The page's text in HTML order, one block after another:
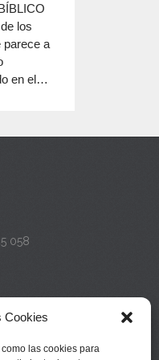
Cookies
las cookies para
o
disminuir
el
los
parece a
en el…
058